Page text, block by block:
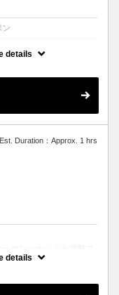
ン
てるのですっきり爽や
！
details
Est. Duration：Approx. 1 hrs
details